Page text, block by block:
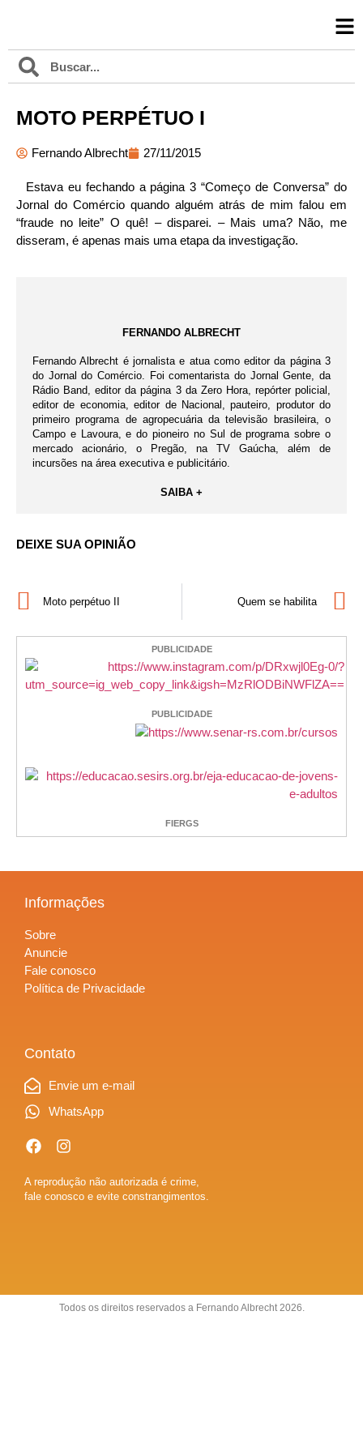
MOTO PERPÉTUO I
Fernando Albrecht 27/11/2015
Estava eu fechando a página 3 “Começo de Conversa” do
Jornal do Comércio quando alguém atrás de mim falou em
“fraude no leite” O quê! – disparei. – Mais uma? Não, me
disseram, é apenas mais uma etapa da investigação.
FERNANDO ALBRECHT
Fernando Albrecht é jornalista e atua como editor da página 3
do Jornal do Comércio. Foi comentarista do Jornal Gente, da
Rádio Band, editor da página 3 da Zero Hora, repórter policial,
editor de economia, editor de Nacional, pauteiro, produtor do
primeiro programa de agropecuária da televisão brasileira, o
Campo e Lavoura, e do pioneiro no Sul de programa sobre o
mercado acionário, o Pregão, na TV Gaúcha, além de
incursões na área executiva e publicitário.
SAIBA +
DEIXE SUA OPINIÃO
Moto perpétuo II Quem se habilita
PUBLICIDADE
PUBLICIDADE
FIERGS
Informações
Sobre
Anuncie
Fale conosco
Política de Privacidade
Contato
Envie um e-mail
WhatsApp
A reprodução não autorizada é crime,
fale conosco e evite constrangimentos.
Todos os direitos reservados a Fernando Albrecht 2026.